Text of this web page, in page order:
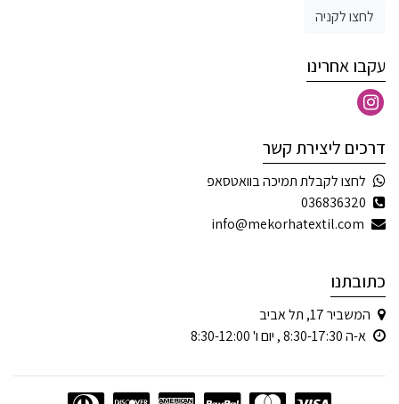
לחצו לקניה
עקבו אחרינו
דרכים ליצירת קשר
לחצו לקבלת תמיכה בוואטסאפ
036836320
info@mekorhatextil.com
כתובתנו
המשביר 17, תל אביב
א-ה 8:30-17:30 , יום ו' 8:30-12:00